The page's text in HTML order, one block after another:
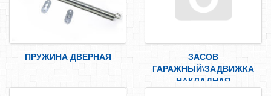
ЭЛЕКТРОДЫ, ПРОВОЛКА
ЭЛЕКТРОИНСТРУМЕНТ
ПРУЖИНА ДВЕРНАЯ
ЗАСОВ
ГАРАЖНЫЙ\ЗАДВИЖКА
НАКЛАДНАЯ